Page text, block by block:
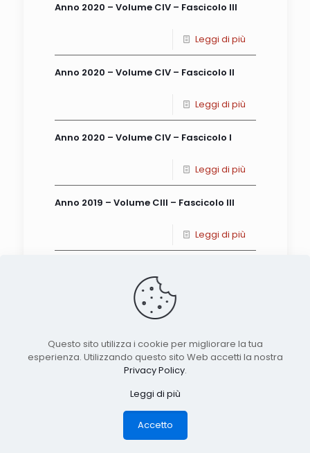
Anno 2020 – Volume CIV – Fascicolo III
Leggi di più
Anno 2020 – Volume CIV – Fascicolo II
Leggi di più
Anno 2020 – Volume CIV – Fascicolo I
Leggi di più
Anno 2019 – Volume CIII – Fascicolo III
Leggi di più
Leggi di più
Anno 2018 – Volume CII – Fascicolo III
Questo sito utilizza i cookie per migliorare la tua
esperienza. Utilizzando questo sito Web accetti la nostra
Privacy Policy.
Leggi di più
Accetto